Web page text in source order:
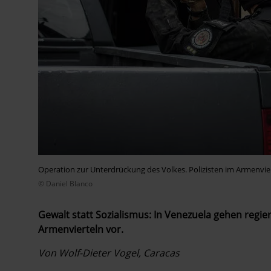
Operation zur Unterdrückung des Volkes. Polizisten im
© Daniel Blanco
Gewalt statt Sozialismus: In Venezuela gehen
Armenvierteln vor.
Von Wolf-Dieter Vogel, Caracas